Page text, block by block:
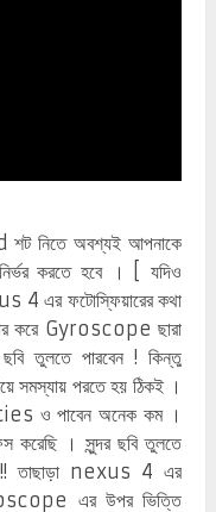
শট নিতে অবশ্যই আপনাকে
করতে হবে । [ যদিও
4 এর ফটোস্ফিয়ারের কথা
করে Gyroscope ছারা
ছবি তুলতে পারবেন ! কিন্তু
সমস্যায় পরতে হয় ঠিকই ।
পাবেন অনেক কম ।
করেছি । সুন্দর ছবি তুলতে
!! তাছাড়া nexus 4 এর
এর উপর ভিত্তি